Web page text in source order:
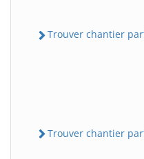
Trouver chantier
Trouver chantier